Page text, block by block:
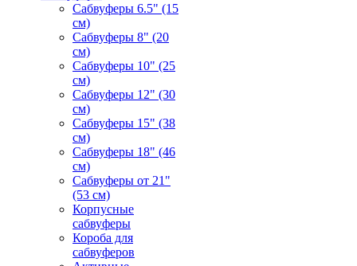
Сабвуферы 6.5" (15
см)
Сабвуферы 8" (20
см)
Сабвуферы 10" (25
см)
Сабвуферы 12" (30
см)
Сабвуферы 15" (38
см)
Сабвуферы 18" (46
см)
Сабвуферы от 21"
(53 см)
Корпусные
сабвуферы
Короба для
сабвуферов